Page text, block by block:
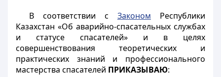
В соответствии с Законом Республики
Казахстан «Об аварийно-спасательных службах
и статусе спасателей» и в целях
совершенствования теоретических и
практических знаний и профессионального
мастерства спасателей ПРИКАЗЫВАЮ: